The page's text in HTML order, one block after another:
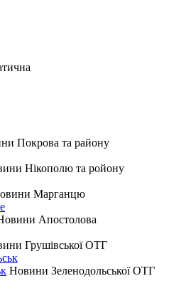
Покрова та району
Нікополю та ройону
Марганцю
Апостолова
Грушівської ОТГ
Новини Зеленодольської ОТГ